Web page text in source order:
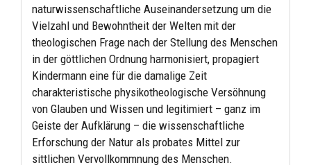
naturwissenschaftliche Auseinandersetzung um die
Vielzahl und Bewohntheit der Welten mit der
theologischen Frage nach der Stellung des Menschen
in der göttlichen Ordnung harmonisiert, propagiert
Kindermann eine für die damalige Zeit
charakteristische physikotheologische Versöhnung
von Glauben und Wissen und legitimiert – ganz im
Geiste der Aufklärung – die wissenschaftliche
Erforschung der Natur als probates Mittel zur
sittlichen Vervollkommnung des Menschen.